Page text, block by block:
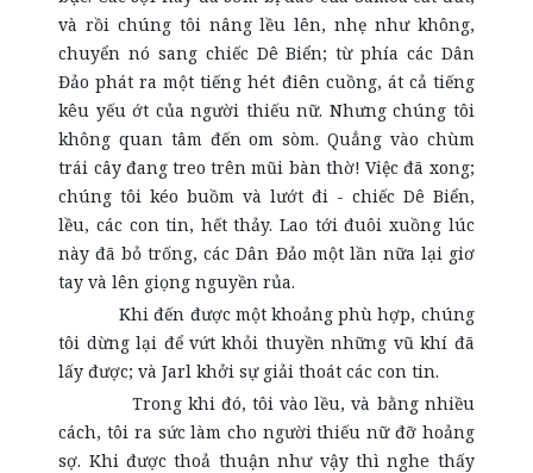
và rồi chúng tôi nâng lều lên, nhẹ như không,
chuyển nó sang chiếc Dê Biển; từ phía các Dân
Đảo phát ra một tiếng hét điên cuồng, át cả tiếng
kêu yếu ớt của người thiếu nữ. Nhưng chúng tôi
không quan tâm đến om sòm. Quẳng vào chùm
trái cây đang treo trên mũi bàn thờ! Việc đã xong;
chúng tôi kéo buồm và lướt đi - chiếc Dê Biển,
lều, các con tin, hết thảy. Lao tới đuôi xuồng lúc
này đã bỏ trống, các Dân Đảo một lần nữa lại giơ
tay và lên giọng nguyền rủa.
Khi đến được một khoảng phù hợp, chúng
tôi dừng lại để vứt khỏi thuyền những vũ khí đã
lấy được; và Jarl khởi sự giải thoát các con tin.
Trong khi đó, tôi vào lều, và bằng nhiều
cách, tôi ra sức làm cho người thiếu nữ đỡ hoảng
sợ. Khi được thoả thuận như vậy thì nghe thấy